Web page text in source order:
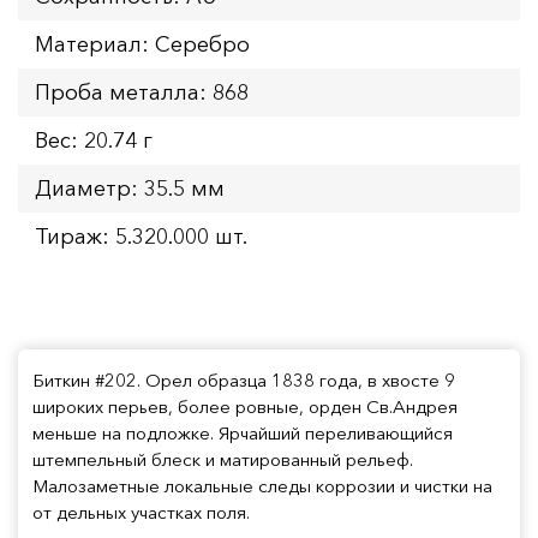
Материал: Серебро
Проба металла: 868
Вес: 20.74 г
Диаметр: 35.5 мм
Тираж: 5.320.000 шт.
Биткин #202. Орел образца 1838 года, в хвосте 9
широких перьев, более ровные, орден Св.Андрея
меньше на подложке. Ярчайший переливающийся
штемпельный блеск и матированный рельеф.
Малозаметные локальные следы коррозии и чистки на
от дельных участках поля.